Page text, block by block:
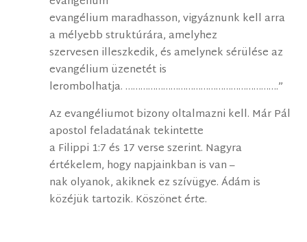
evangélium maradhasson, vigyáznunk kell arra
a mélyebb struktúrára, amelyhez
szervesen illeszkedik, és amelynek sérülése az
evangélium üzenetét is
lerombolhatja. …………………………………………………….”
Az evangéliumot bizony oltalmazni kell. Már Pál
apostol feladatának tekintette
a Filippi 1:7 és 17 verse szerint. Nagyra
értékelem, hogy napjainkban is van –
nak olyanok, akiknek ez szívügye. Ádám is
közéjük tartozik. Köszönet érte.